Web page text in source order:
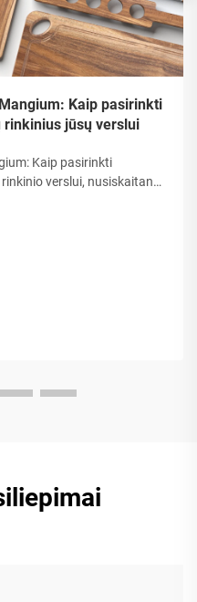
Kaip pasirinkti
jūsų verslui
Kaip pasirinkti
verslui, nusiskaitant